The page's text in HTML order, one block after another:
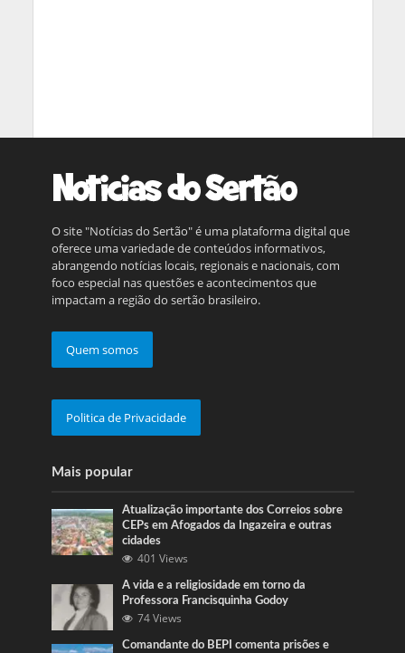
O site "Notícias do Sertão" é uma plataforma digital que
oferece uma variedade de conteúdos informativos,
abrangendo notícias locais, regionais e nacionais, com
foco especial nas questões e acontecimentos que
impactam a região do sertão brasileiro.
Quem somos
Politica de Privacidade
Mais popular
Atualização importante dos Correios sobre
CEPs em Afogados da Ingazeira e outras
cidades
401 Views
A vida e a religiosidade em torno da
Professora Francisquinha Godoy
74 Views
Comandante do BEPI comenta prisões e